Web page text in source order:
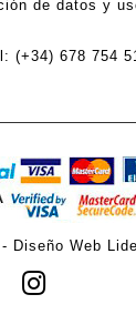
de datos y
(+34) 678 754
Diseño Web